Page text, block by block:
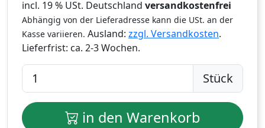
incl. 19 % USt. Deutschland versandkostenfrei
Abhängig von der Lieferadresse kann die USt. an der
Kasse variieren. Ausland: zzgl. Versandkosten.
Lieferfrist: ca. 2-3 Wochen.
Stück
in den Warenkorb